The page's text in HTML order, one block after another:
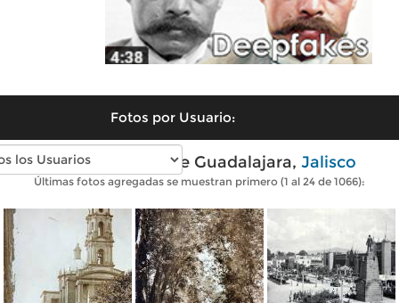
Fotos por Usuario:
Fotos antiguas de Guadalajara, Jalisco
Últimas fotos agregadas se muestran primero (1 al 24 de 1066):